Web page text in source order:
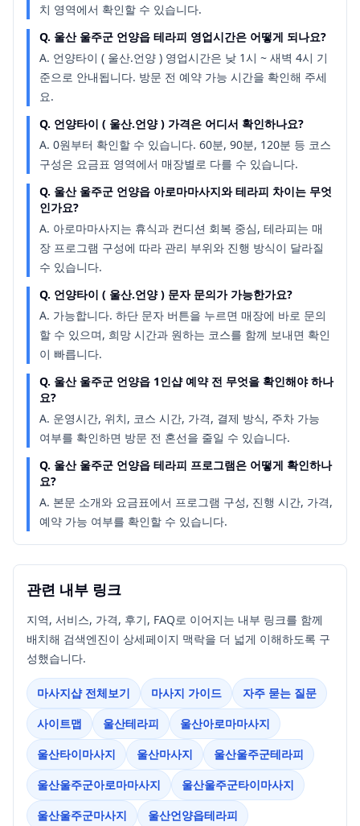
치 영역에서 확인할 수 있습니다.
Q. 울산 울주군 언양읍 테라피 영업시간은 어떻게 되나요?
A. 언양타이 ( 울산.언양 ) 영업시간은 낮 1시 ~ 새벽 4시 기
준으로 안내됩니다. 방문 전 예약 가능 시간을 확인해 주세
요.
Q. 언양타이 ( 울산.언양 ) 가격은 어디서 확인하나요?
A. 0원부터 확인할 수 있습니다. 60분, 90분, 120분 등 코스
구성은 요금표 영역에서 매장별로 다를 수 있습니다.
Q. 울산 울주군 언양읍 아로마마사지와 테라피 차이는 무엇
인가요?
A. 아로마마사지는 휴식과 컨디션 회복 중심, 테라피는 매
장 프로그램 구성에 따라 관리 부위와 진행 방식이 달라질
수 있습니다.
Q. 언양타이 ( 울산.언양 ) 문자 문의가 가능한가요?
A. 가능합니다. 하단 문자 버튼을 누르면 매장에 바로 문의
할 수 있으며, 희망 시간과 원하는 코스를 함께 보내면 확인
이 빠릅니다.
Q. 울산 울주군 언양읍 1인샵 예약 전 무엇을 확인해야 하나
요?
A. 운영시간, 위치, 코스 시간, 가격, 결제 방식, 주차 가능
여부를 확인하면 방문 전 혼선을 줄일 수 있습니다.
Q. 울산 울주군 언양읍 테라피 프로그램은 어떻게 확인하나
요?
A. 본문 소개와 요금표에서 프로그램 구성, 진행 시간, 가격,
예약 가능 여부를 확인할 수 있습니다.
관련 내부 링크
지역, 서비스, 가격, 후기, FAQ로 이어지는 내부 링크를 함께
배치해 검색엔진이 상세페이지 맥락을 더 넓게 이해하도록 구
성했습니다.
마사지샵 전체보기 마사지 가이드
자주 묻는 질문
사이트맵
울산테라피
울산아로마마사지
울산타이마사지
울산마사지
울산울주군테라피
울산울주군아로마마사지
울산울주군타이마사지
울산울주군마사지
울산언양읍테라피